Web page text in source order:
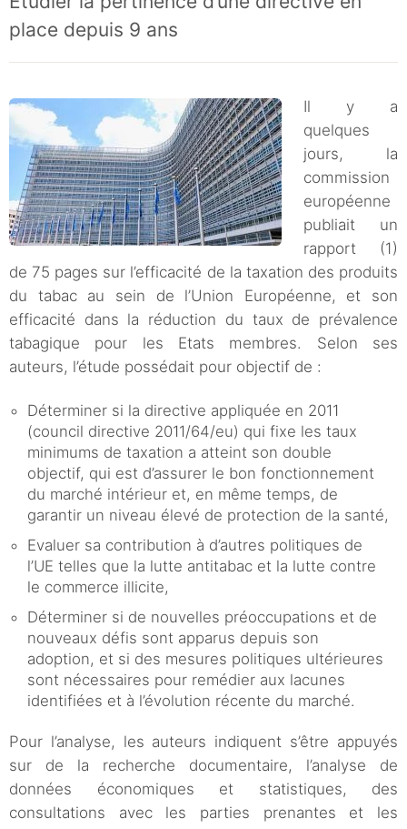
place depuis 9 ans
Il y a
quelques
jours, la
commission
européenne
publiait un
rapport (1)
de 75 pages sur l’efficacité de la taxation des produits
du tabac au sein de l’Union Européenne, et son
efficacité dans la réduction du taux de prévalence
tabagique pour les Etats membres. Selon ses
auteurs, l’étude possédait pour objectif de :
Déterminer si la directive appliquée en 2011
(council directive 2011/64/eu) qui fixe les taux
minimums de taxation a atteint son double
objectif, qui est d’assurer le bon fonctionnement
du marché intérieur et, en même temps, de
garantir un niveau élevé de protection de la santé,
Evaluer sa contribution à d’autres politiques de
l’UE telles que la lutte antitabac et la lutte contre
le commerce illicite,
Déterminer si de nouvelles préoccupations et de
nouveaux défis sont apparus depuis son
adoption, et si des mesures politiques ultérieures
sont nécessaires pour remédier aux lacunes
identifiées et à l’évolution récente du marché.
Pour l’analyse, les auteurs indiquent s’être appuyés
sur de la recherche documentaire, l’analyse de
données économiques et statistiques, des
consultations avec les parties prenantes et les